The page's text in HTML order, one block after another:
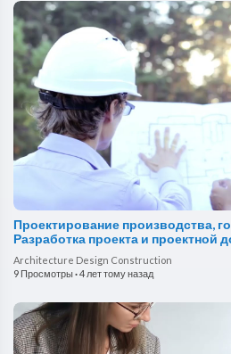
Проектирование производства,
Разработка проекта и
Architecture Design Construction
9 Просмотры·4 лет тому назад